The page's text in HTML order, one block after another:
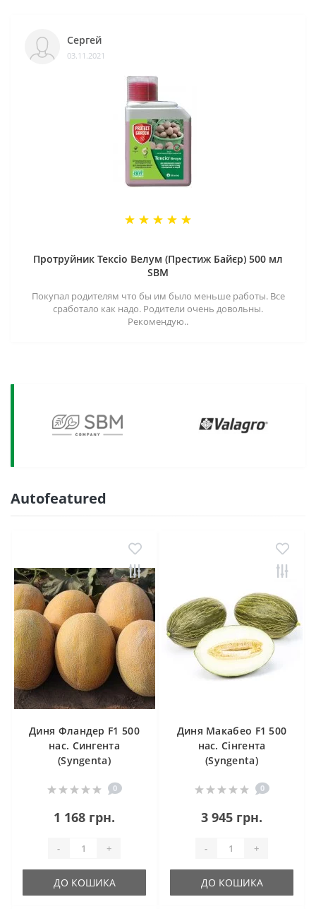
Сергей
03.11.2021
Протруйник Тексіо Велум (Престиж Байєр) 500 мл
SBM
Покупал родителям что бы им было меньше работы. Все
сработало как надо. Родители очень довольны.
Рекомендую..
Autofeatured
Диня Фландер F1 500
нас. Сингента
(Syngenta)
0
1 168 грн.
- +
ДО КОШИКА
Диня Макабео F1 500
нас. Сінгента
(Syngenta)
0
3 945 грн.
- +
ДО КОШИКА